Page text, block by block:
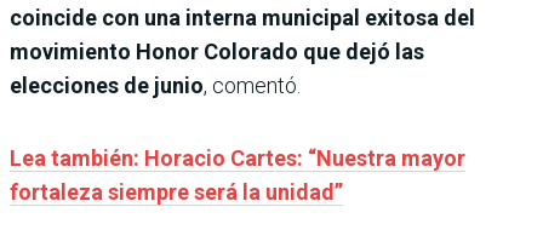
coincide con una interna municipal exitosa del
movimiento Honor Colorado que dejó las
elecciones de junio, comentó.
Lea también: Horacio Cartes: “Nuestra mayor
fortaleza siempre será la unidad”